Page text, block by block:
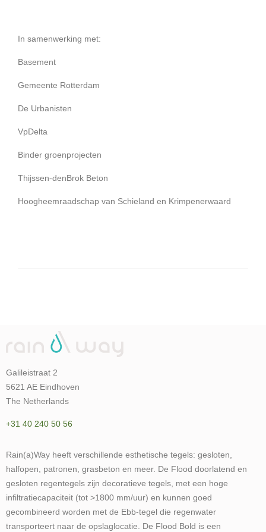
In samenwerking met:
Basement
Gemeente Rotterdam
De Urbanisten
VpDelta
Binder groenprojecten
Thijssen-denBrok Beton
Hoogheemraadschap van Schieland en Krimpenerwaard
Galileistraat 2
5621 AE Eindhoven
The Netherlands
+31 40 240 50 56
Rain(a)Way heeft verschillende esthetische tegels: gesloten,
halfopen, patronen, grasbeton en meer. De Flood doorlatend en
gesloten regentegels zijn decoratieve tegels, met een hoge
infiltratiecapaciteit (tot >1800 mm/uur) en kunnen goed
gecombineerd worden met de Ebb-tegel die regenwater
transporteert naar de opslaglocatie. De Flood Bold is een